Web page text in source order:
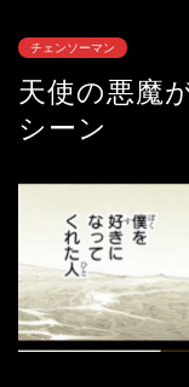
チェンソーマン
天使の悪魔
シーン